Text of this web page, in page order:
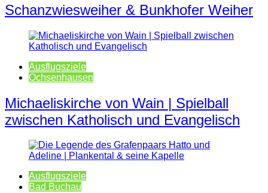
Schanzwiesweiher & Bunkhofer Weiher
Ausflugsziele
Ochsenhausen
Michaeliskirche von Wain | Spielball
zwischen Katholisch und Evangelisch
Ausflugsziele
Bad Buchau